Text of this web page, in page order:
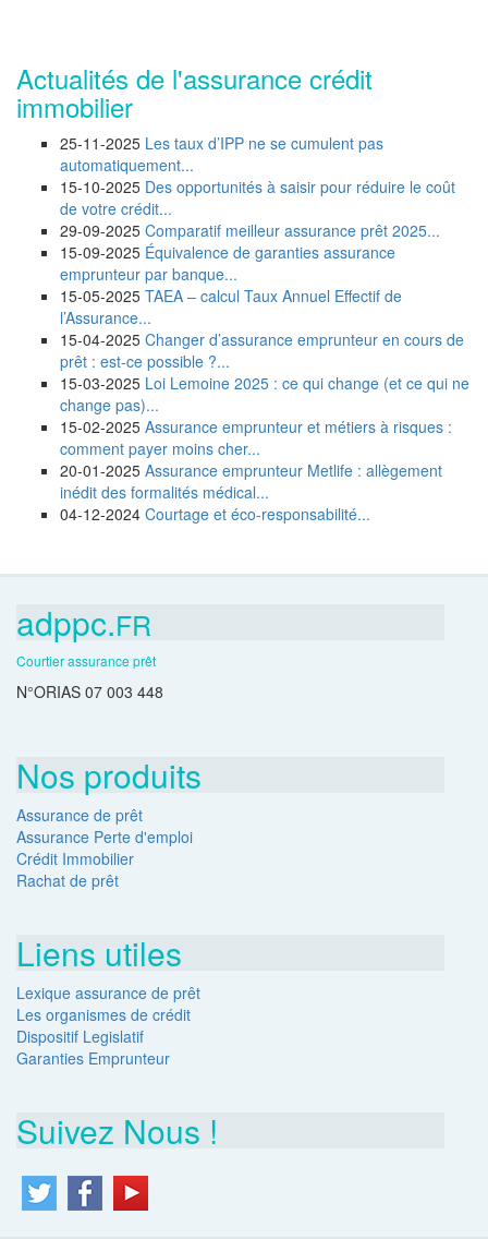
Actualités de l'assurance crédit
immobilier
25-11-2025 Les taux d’IPP ne se cumulent pas
automatiquement...
15-10-2025 Des opportunités à saisir pour réduire le coût
de votre crédit...
29-09-2025 Comparatif meilleur assurance prêt 2025...
15-09-2025 Équivalence de garanties assurance
emprunteur par banque...
15-05-2025 TAEA – calcul Taux Annuel Effectif de
l’Assurance...
15-04-2025 Changer d’assurance emprunteur en cours de
prêt : est-ce possible ?...
15-03-2025 Loi Lemoine 2025 : ce qui change (et ce qui ne
change pas)...
15-02-2025 Assurance emprunteur et métiers à risques :
comment payer moins cher...
20-01-2025 Assurance emprunteur Metlife : allègement
inédit des formalités médical...
04-12-2024 Courtage et éco-responsabilité...
adppc.FR
Courtier assurance prêt
N°ORIAS 07 003 448
Nos produits
Assurance de prêt
Assurance Perte d'emploi
Crédit Immobilier
Rachat de prêt
Liens utiles
Lexique assurance de prêt
Les organismes de crédit
Dispositif Legislatif
Garanties Emprunteur
Suivez Nous !